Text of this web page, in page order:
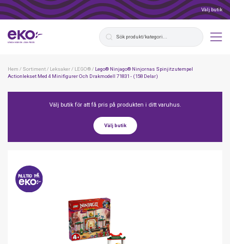
Välj butik
Hem / Sortiment/ Leksaker/ LEGO®/ Lego® Ninjago® Ninjornas Spinjitzutempel
Actionlekset Med 4 Minifigurer Och Drakmodell 71831 - (158 Delar)
Välj butik för att få pris på produkten i ditt varuhus.
Välj butik